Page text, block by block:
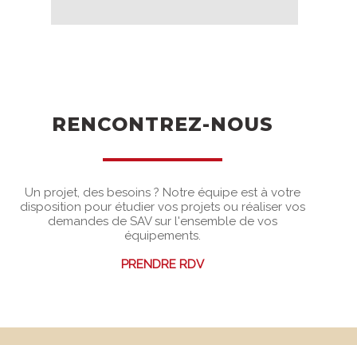
RENCONTREZ-NOUS
Un projet, des besoins ? Notre équipe est à votre
disposition pour étudier vos projets ou réaliser vos
demandes de SAV sur l'ensemble de vos
équipements.
PRENDRE RDV